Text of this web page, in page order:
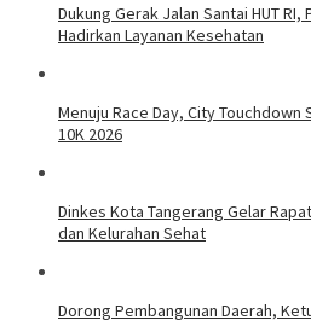
Dukung Gerak Jalan Santai HUT
Hadirkan Layanan Kesehatan
Menuju Race Day, City Touchdown
10K 2026
Dinkes Kota Tangerang Gelar
dan Kelurahan Sehat
Dorong Pembangunan Daerah,